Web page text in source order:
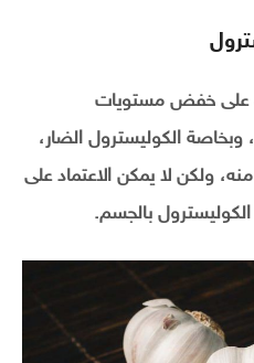
على خفض مستويات
وبخاصة الكوليسترول الضار،
ولكن لا يمكن الاعتماد على
بالجسم.